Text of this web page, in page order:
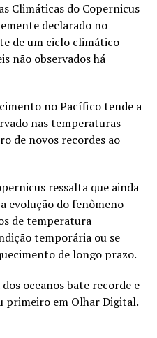
Climáticas do Copernicus
declarado no
de um ciclo climático
não observados há
no Pacífico tende a
nas temperaturas
de novos recordes ao
ressalta que ainda
evolução do fenômeno
de temperatura
temporária ou se
de longo prazo.
oceanos bate recorde e
primeiro em Olhar Digital.